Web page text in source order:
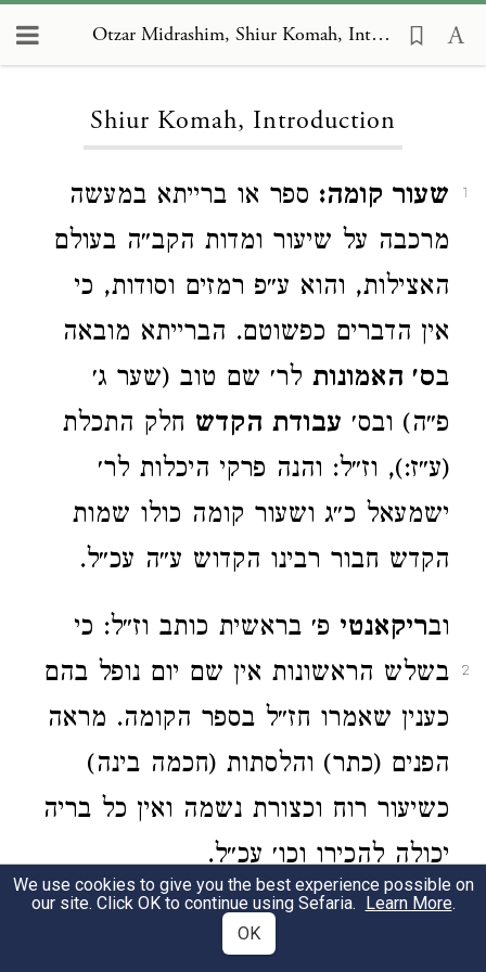
Otzar Midrashim, Shiur Komah, Introduction
Shiur Komah, Introduction
1 שעור קומה: ספר או ברייתא במעשה
מרכבה על שיעור ומדות הקב״ה בעולם
האצילות, והוא ע״פ רמזים וסודות, כי
אין הדברים כפשוטם. הברייתא מובאה
בס׳ האמונות לר׳ שם טוב (שער ג׳
פ״ה) ובס׳ עבודת הקדש חלק התכלת
(ע״ז:), וז״ל: והנה פרקי היכלות לר׳
ישמעאל כ״ג ושעור קומה כולו שמות
הקדש חבור רבינו הקדוש ע״ה עכ״ל.
2
ובריקאנטי פ׳ בראשית כותב וז״ל: כי
בשלש הראשונות אין שם יום נופל בהם
כענין שאמרו חז״ל בספר הקומה. מראה
הפנים (כתר) והלסתות (חכמה בינה)
כשיעור רוח וכצורת נשמה ואין כל בריה
יכולה להכירו וכו׳ עכ״ל.
עמק המלך
We use cookies to give you the best experience possible on
our site. Click OK to continue using Sefaria. Learn More.
OK